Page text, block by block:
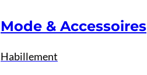
Mode & Accessoires
Habillement